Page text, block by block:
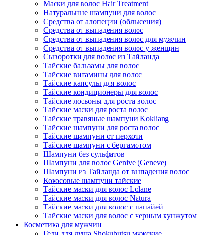
Маски для волос Hair Treatment
Натуральные шампуни для волос
Средства от алопеции (облысения)
Средства от выпадения волос
Средства от выпадения волос для мужчин
Средства от выпадения волос у женщин
Сыворотки для волос из Тайланда
Тайские бальзамы для волос
Тайские витамины для волос
Тайские капсулы для волос
Тайские кондиционеры для волос
Тайские лосьоны для роста волос
Тайские маски для роста волос
Тайские травяные шампуни Kokliang
Тайские шампуни для роста волос
Тайские шампуни от перхоти
Тайские шампуни с бергамотом
Шампуни без сульфатов
Шампуни для волос Genive (Geneve)
Шампуни из Тайланда от выпадения волос
Кокосовые шампуни тайские
Тайские маски для волос Lolane
Тайские маски для волос Natura
Тайские маски для волос с папайей
Тайские маски для волос с черным кунжутом
Косметика для мужчин
Гели для душа Shokubutsu мужские